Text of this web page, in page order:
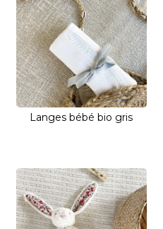
Langes bébé bio gris